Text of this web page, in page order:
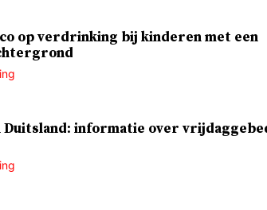
op verdrinking bij kinderen met een
informatie over